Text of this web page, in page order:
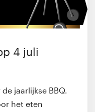
4 juli
jaarlijkse BBQ.
het eten